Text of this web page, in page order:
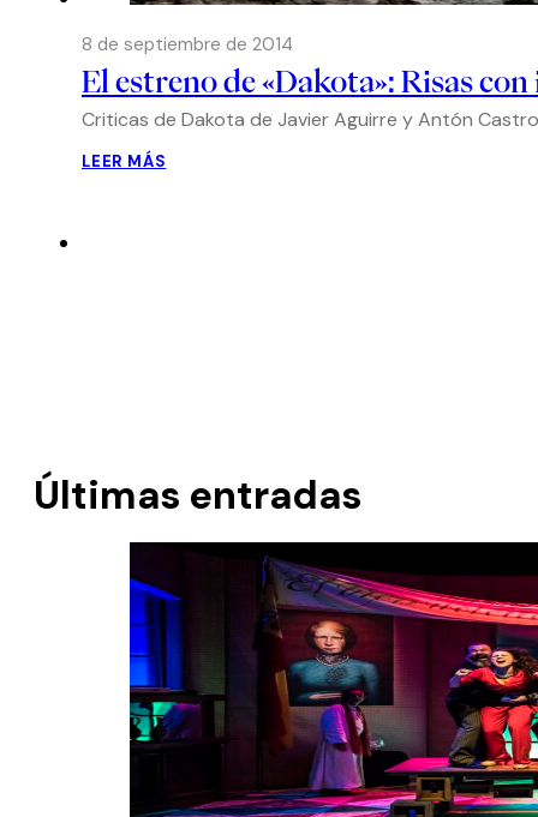
8 de septiembre de 2014
El estreno de «Dakota»: Risas
Criticas de Dakota de Javier Aguirre y Antón
LEER MÁS
Últimas entradas